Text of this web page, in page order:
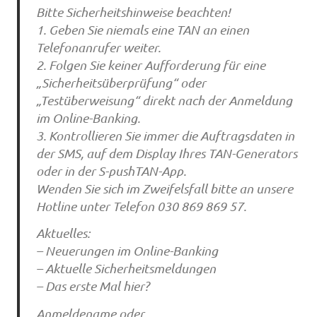
Bitte Sicherheitshinweise beachten!
1. Geben Sie niemals eine TAN an einen
Telefonanrufer weiter.
2. Folgen Sie keiner Aufforderung für eine
„Sicherheitsüberprüfung“ oder
„Testüberweisung“ direkt nach der Anmeldung
im Online-Banking.
3. Kontrollieren Sie immer die Auftragsdaten in
der SMS, auf dem Display Ihres TAN-Generators
oder in der S-pushTAN-App.
Wenden Sie sich im Zweifelsfall bitte an unsere
Hotline unter Telefon 030 869 869 57.
Aktuelles:
– Neuerungen im Online-Banking
– Aktuelle Sicherheitsmeldungen
– Das erste Mal hier?
Anmeldename oder